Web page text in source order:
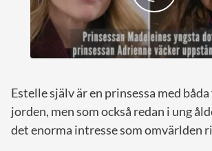
Estelle själv är en prinsessa med
jorden, men som också redan i ung
det enorma intresse som omvärlden